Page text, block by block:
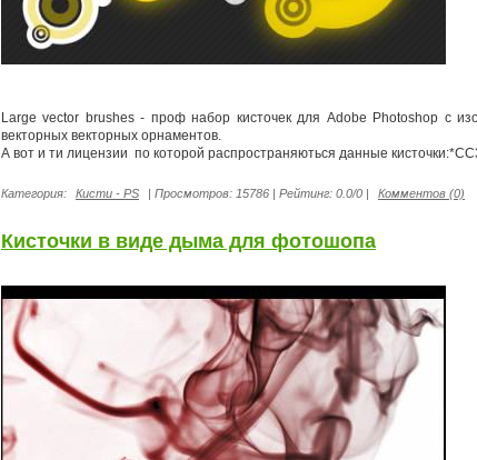
Large vector brushes - проф набор кисточек для Adobe Photoshop с
векторных векторных орнаментов.
А вот и ти лицензии по которой распространяються данные
Категория: Кисти - PS | Просмотров: 15786 | Рейтинг: 0.0/0 | Комментов (0)
Кисточки в виде дыма для фотошопа